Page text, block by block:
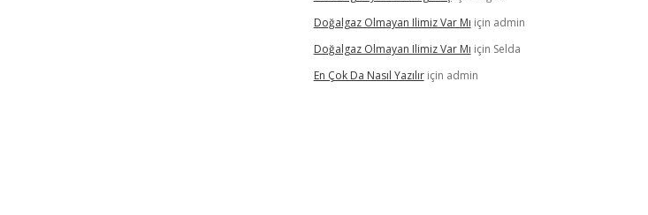
Doğalgaz Olmayan Ilimiz Var Mı için admin
Doğalgaz Olmayan Ilimiz Var Mı için Selda
En Çok Da Nasıl Yazılıriçin admin